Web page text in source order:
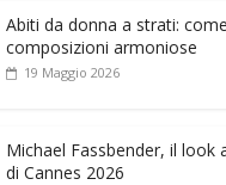
Abiti da donna a strati:
composizioni armoniose
19 Maggio 2026
Michael Fassbender, il look
di Cannes 2026